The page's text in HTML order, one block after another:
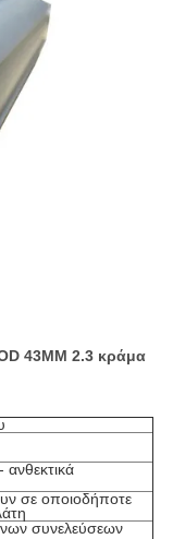
43MM 2.3 κράμα
ανθεκτικά
σε οποιοδήποτε
συνελεύσεων